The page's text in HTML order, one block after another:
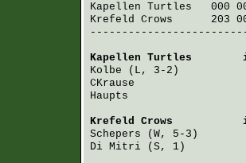
Kapellen Turtles
000
Krefeld Crows
203
Kapellen Turtles
Kolbe (L, 3-2)
CKrause
Haupts
Krefeld Crows
Schepers (W, 5-3)
Di Mitri (S, 1)